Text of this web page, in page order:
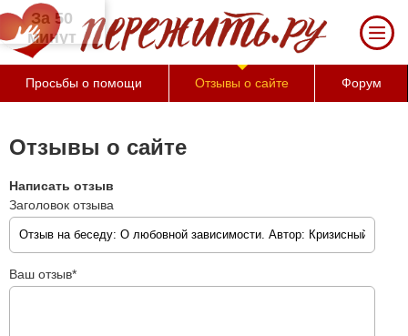
За 50 минут Вы можете оценить
тяжесть своего состояния и его
психологические причины
(бесплатно)
Просьбы о помощи Отзывы о сайте Форум
Отзывы о сайте
Написать отзыв
Заголовок отзыва
Ваш отзыв*